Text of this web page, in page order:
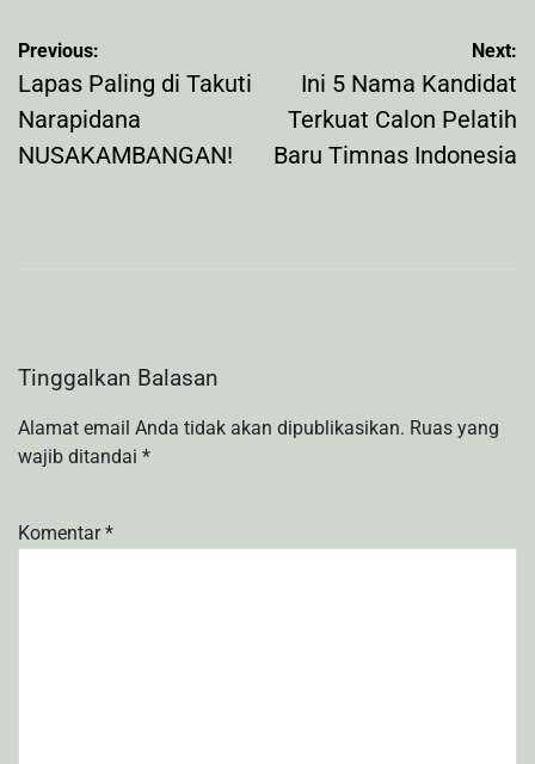
Navigasi
pos
Previous:
Lapas Paling di Takuti
Narapidana
NUSAKAMBANGAN!
Next:
Ini 5 Nama Kandidat
Terkuat Calon Pelatih
Baru Timnas Indonesia
Tinggalkan Balasan
Alamat email Anda tidak akan dipublikasikan. Ruas yang
wajib ditandai *
Komentar*